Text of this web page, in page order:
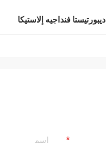
ديبورتيستا فنداجيه إلاستيكا